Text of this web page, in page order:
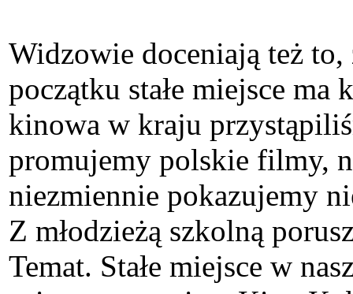
Widzowie doceniają też
początku stałe miejsce
kinowa w kraju
promujemy polskie filmy,
niezmiennie pokazujemy
Z młodzieżą szkolną
Temat. Stałe miejsce w